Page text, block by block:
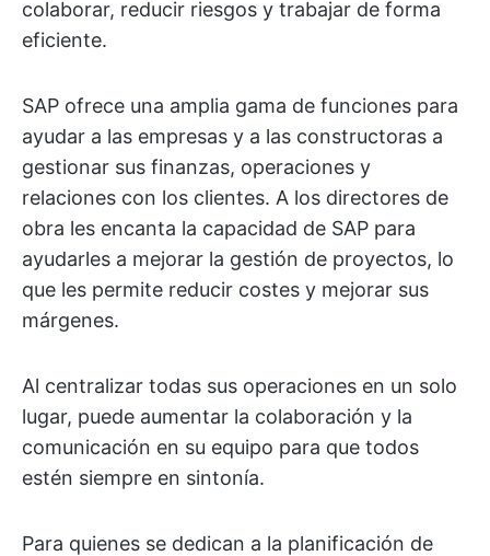
colaborar, reducir riesgos y trabajar de forma
eficiente.
SAP ofrece una amplia gama de funciones para
ayudar a las empresas y a las constructoras a
gestionar sus finanzas, operaciones y
relaciones con los clientes. A los directores de
obra les encanta la capacidad de SAP para
ayudarles a mejorar la gestión de proyectos, lo
que les permite reducir costes y mejorar sus
márgenes.
Al centralizar todas sus operaciones en un solo
lugar, puede aumentar la colaboración y la
comunicación en su equipo para que todos
estén siempre en sintonía.
Para quienes se dedican a la planificación de